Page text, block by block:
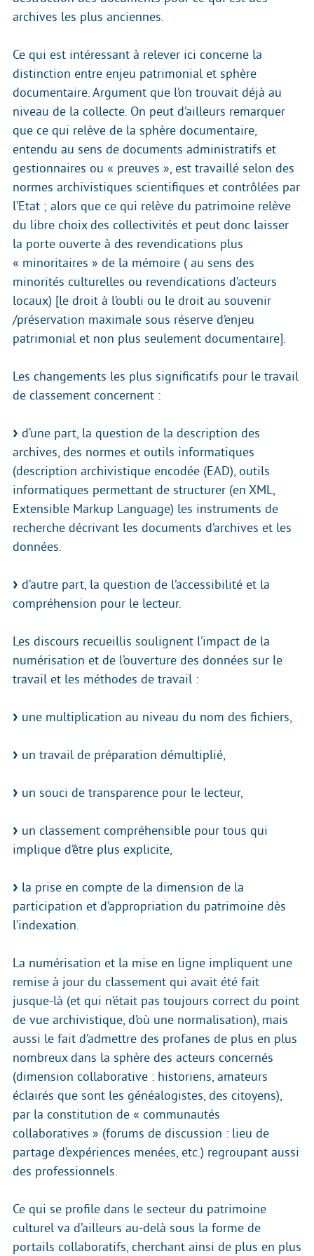
archives les plus anciennes.
Ce qui est intéressant à relever ici concerne la
distinction entre enjeu patrimonial et sphère
documentaire. Argument que l’on trouvait déjà au
niveau de la collecte. On peut d’ailleurs remarquer
que ce qui relève de la sphère documentaire,
entendu au sens de documents administratifs et
gestionnaires ou « preuves », est travaillé selon des
normes archivistiques scientifiques et contrôlées par
l’Etat ; alors que ce qui relève du patrimoine relève
du libre choix des collectivités et peut donc laisser
la porte ouverte à des revendications plus
« minoritaires » de la mémoire ( au sens des
minorités culturelles ou revendications d’acteurs
locaux) [le droit à l’oubli ou le droit au souvenir
/préservation maximale sous réserve d’enjeu
patrimonial et non plus seulement documentaire].
Les changements les plus significatifs pour le travail
de classement concernent :
d’une part, la question de la description des
archives, des normes et outils informatiques
(description archivistique encodée (EAD), outils
informatiques permettant de structurer (en XML,
Extensible Markup Language) les instruments de
recherche décrivant les documents d’archives et les
données.
d’autre part, la question de l’accessibilité et la
compréhension pour le lecteur.
Les discours recueillis soulignent l’impact de la
numérisation et de l’ouverture des données sur le
travail et les méthodes de travail :
une multiplication au niveau du nom des fichiers,
un travail de préparation démultiplié,
un souci de transparence pour le lecteur,
un classement compréhensible pour tous qui
implique d’être plus explicite,
la prise en compte de la dimension de la
participation et d’appropriation du patrimoine dès
l’indexation.
La numérisation et la mise en ligne impliquent une
remise à jour du classement qui avait été fait
jusque-là (et qui n’était pas toujours correct du point
de vue archivistique, d’où une normalisation), mais
aussi le fait d’admettre des profanes de plus en plus
nombreux dans la sphère des acteurs concernés
(dimension collaborative : historiens, amateurs
éclairés que sont les généalogistes, des citoyens),
par la constitution de « communautés
collaboratives » (forums de discussion : lieu de
partage d’expériences menées, etc.) regroupant aussi
des professionnels.
Ce qui se profile dans le secteur du patrimoine
culturel va d’ailleurs au-delà sous la forme de
portails collaboratifs, cherchant ainsi de plus en plus